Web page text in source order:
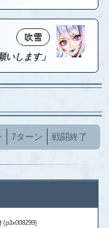
吹雪
いします」
7ターン 戦闘終了
(p3x008299)